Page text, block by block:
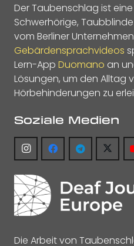
Der Taubenschlag ist
Schwerhörige,
vom Berliner Unternehmen
Gebärdensprachvideos
Lern-App Duomano an
Lösungen, um den Alltag
Hörbehinderungen zu
Soziale Medien
Die Arbeit von